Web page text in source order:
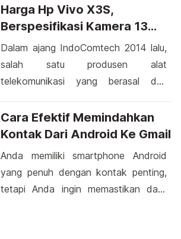
dalam, penting untuk diingat bahwa
tidak semua […]
Pearl White, Cherry Red, serta
Champagne Gold, Smartphone OS
design yang modern sepertinya
diperuntukkan kelas premium namun
jelas saja ponsel ini sangat murah […]
Harga Hp Vivo X3S,
Berspesifikasi Kamera 13
Megapiksel
Dalam ajang IndoComtech 2014 lalu,
salah satu produsen alat
telekomunikasi yang berasal dari
memperkenalkan salah satu hasil
rancangannya yang diberi nama Vivo
bersamaan dengan dua tipe
smartphone dari Vivo yakni XPlay
dan XShot. Vivo X3S hadir dengan
Cara Efektif Memindahkan
Kontak Dari Android Ke Gmail
Anda memiliki smartphone Android
yang penuh dengan kontak penting,
tetapi Anda ingin memastikan data